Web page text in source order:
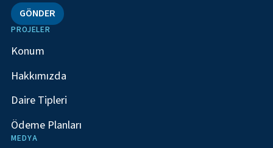
GÖNDER
PROJELER
Konum
Hakkımızda
Daire Tipleri
Ödeme Planları
MEDYA